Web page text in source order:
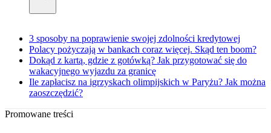
3 sposoby na poprawienie swojej zdolności kredytowej
Polacy pożyczają w bankach coraz więcej. Skąd ten boom?
Dokąd z kartą, gdzie z gotówką? Jak przygotować się do
wakacyjnego wyjazdu za granicę
Ile zapłacisz na igrzyskach olimpijskich w Paryżu? Jak można
zaoszczędzić?
Promowane treści